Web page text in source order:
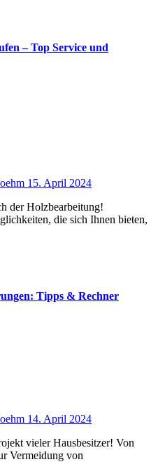
– Top Service und
15. April 2024
die sich Ihnen bieten,
Tipps & Rechner
14. April 2024
Vermeidung von